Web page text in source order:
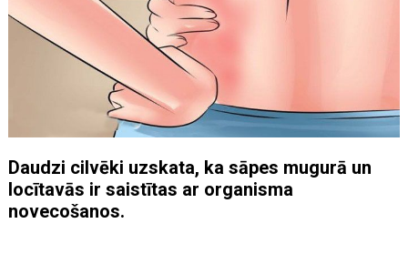
Daudzi cilvēki uzskata, ka sāpes mugurā un
locītavās ir saistītas ar organisma
novecošanos.